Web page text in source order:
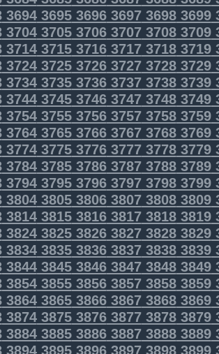
369436953696369736983699
370437053706370737083709
371437153716371737183719
372437253726372737283729
373437353736373737383739
374437453746374737483749
375437553756375737583759
376437653766376737683769
377437753776377737783779
378437853786378737883789
379437953796379737983799
380438053806380738083809
381438153816381738183819
382438253826382738283829
383438353836383738383839
384438453846384738483849
385438553856385738583859
386438653866386738683869
387438753876387738783879
388438853886388738883889
389438953896389738983899